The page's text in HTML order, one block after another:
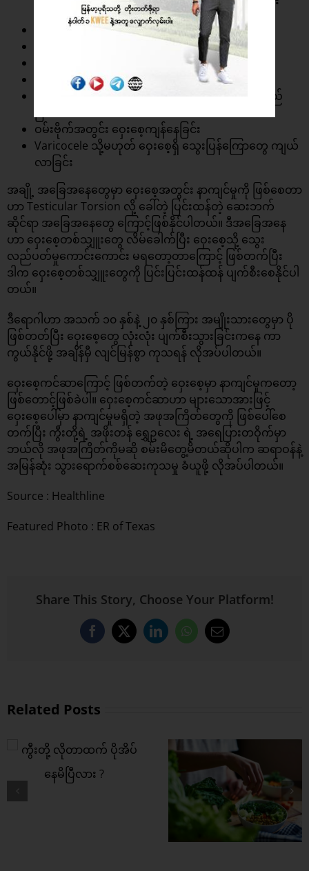
ဝှေးစေ့ကျုံ့ခြင်း သို့မဟုတ် ဝှေးစေ့ဒဏ်ဖြစ်ခြင်း
ကပ်ပယ်အိတ် ရောင်ရမ်းခြင်း
Orchitis သို့မဟုတ် ဝှေးစေ့ရောင်ခြင်း
ဝှေးစေ့တစ်ခုစီမှာရှိတဲ့ သုတ်ရည်ပြွန် အရည်အိတ်တည်
ဝမ်းဗိုက်အတွင်း ဝှေးစေ့ကျန်နေခြင်း
Varicocele သို့မဟုတ် ဝှေးစေ့ရှိ သွေးပြန်ကြောတွေ ကျယ်
လာခြင်း
အချို့ အခြေအနေတွေမှာ ဝှေးစေ့အတွင်း နာကျင်မှုကို ဖြစ်စေတာ
ဟာ Testicular Torsion လို့ ခေါ်တဲ့ ပြင်းထန်တဲ့ ဆေးဘက်
ဆိုင်ရာ အခြေအနေတွေ ကြောင့်ဖြစ်နိုင်ပါတယ်။ ဒီအခြေအနေ
ဟာ ဝှေးစေ့တစ်သျှူးတွေ လိမ်ခေါက်ပြီး ဝှေးစေ့သို့ သွေး
လည်ပတ်မှုကောင်းကောင်း မရတော့တာကြောင့် ဖြစ်တက်ပြီး
ဒါက ဝှေးစေ့တစ်သျှူးတွေကို ပြင်းပြင်းထန်ထန် ပျက်စီးစေနိုင်ပါ
တယ်။
ဒီရောဂါဟာ အသက် ၁၀ နှစ်နဲ့ ၂၀ နှစ်ကြား အမျိုးသားတွေမှာ ပို
ဖြစ်တတ်ပြီး ဝှေးစေ့တွေ လုံးလုံး ပျက်စီးသွားခြင်းကနေ ကာ
ကွယ်နိုင်ဖို့ အချိန်မှီ လျင်မြန်စွာ ကုသရန် လိုအပ်ပါတယ်။
ဝှေးစေ့ကင်ဆာကြောင့် ဖြစ်တက်တဲ့ ဝှေးစေ့မှာ နာကျင်မှုကတော့
ဖြစ်တောင့်ဖြစ်ခဲပါ။ ဝှေးစေ့ကင်ဆာဟာ များသောအားဖြင့်
ဝှေးစေ့ပေါ်မှာ နာကျင်မှုမရှိတဲ့ အဖုအကြိတ်တွေကို ဖြစ်ပေါ်စေ
တက်ပြီး ကွီးတို့ရဲ့ အဖိုးတန် ရွှေဥလေး ရဲ့ အရေပြားတဝိုက်မှာ
ဘယ်လို အဖုအကြိတ်ကိုမဆို စမ်းမိတွေ့မိတယ်ဆိုပါက ဆရာဝန်နဲ့
အမြန်ဆုံး သွားရောက်စစ်ဆေးကုသမှု ခံယူဖို့ လိုအပ်ပါတယ်။
Source : Healthline
Featured Photo : ER of Texas
Share This Story, Choose Your Platform!
Facebook
X LinkedInWhatsApp
Email
Related Posts
ကွီးတို့ရဲ့ အကြား